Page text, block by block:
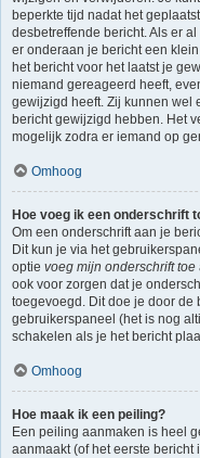
beperkte tijd nadat het
desbetreffende bericht. Als er
er onderaan je bericht een
het bericht voor het laatst je
niemand gereageerd heeft,
gewijzigd heeft. Zij kunnen wel
bericht gewijzigd hebben. Het
mogelijk zodra er iemand op
Omhoog
Hoe voeg ik een onderschrift
Om een onderschrift aan je
Dit kun je via het
optie voeg mijn onderschrift toe
ook voor zorgen dat je
toegevoegd. Dit doe je door de
gebruikerspaneel (het is nog
schakelen als je het bericht
Omhoog
Hoe maak ik een peiling?
Een peiling aanmaken is heel
aanmaakt (of het eerste